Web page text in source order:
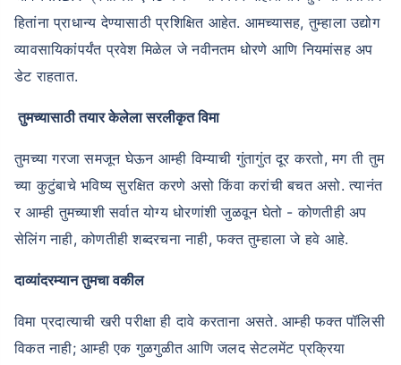
हितांना प्राधान्य देण्यासाठी प्रशिक्षित आहेत. आमच्यासह, तुम्हाला उद्योग
व्यावसायिकांपर्यंत प्रवेश मिळेल जे नवीनतम धोरणे आणि नियमांसह अप
डेट राहतात.
तुमच्यासाठी तयार केलेला सरलीकृत विमा
तुमच्या गरजा समजून घेऊन आम्ही विम्याची गुंतागुंत दूर करतो, मग ती तुम
च्या कुटुंबाचे भविष्य सुरक्षित करणे असो किंवा करांची बचत असो. त्यानंत
र आम्ही तुमच्याशी सर्वात योग्य धोरणांशी जुळवून घेतो - कोणतीही अप
सेलिंग नाही, कोणतीही शब्दरचना नाही, फक्त तुम्हाला जे हवे आहे.
दाव्यांदरम्यान तुमचा वकील
विमा प्रदात्याची खरी परीक्षा ही दावे करताना असते. आम्ही फक्त पॉलिसी
विकत नाही; आम्ही एक गुळगुळीत आणि जलद सेटलमेंट प्रक्रिया